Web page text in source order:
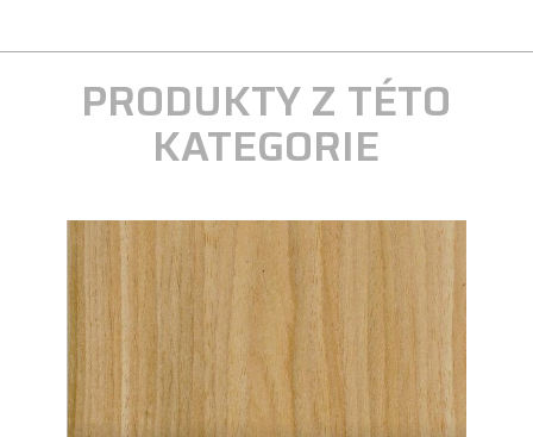
PRODUKTY Z TÉTO
KATEGORIE